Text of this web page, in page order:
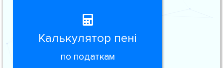
Калькулятор пені
по податкам